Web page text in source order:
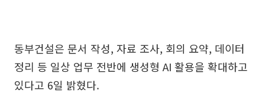
동부건설은 문서 작성, 자료 조사, 회의 요약, 데이터
정리 등 일상 업무 전반에 생성형 AI 활용을 확대하고
있다고 6일 밝혔다.